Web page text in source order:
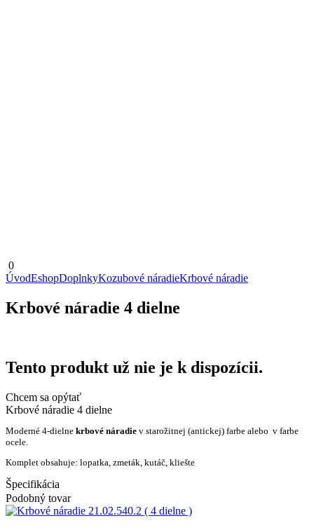
0
ÚvodEshopDoplnkyKozubové náradieKrbové náradie
Krbové náradie 4 dielne
Tento produkt už nie je k dispozícii.
Chcem sa opýtať
Krbové náradie 4 dielne
Moderné 4-dielne krbové náradie v starožitnej (antickej) farbe alebo v farbe
ocele.
Komplet obsahuje: lopatka, zmeták, kutáč, kliešte
Špecifikácia
Podobný tovar